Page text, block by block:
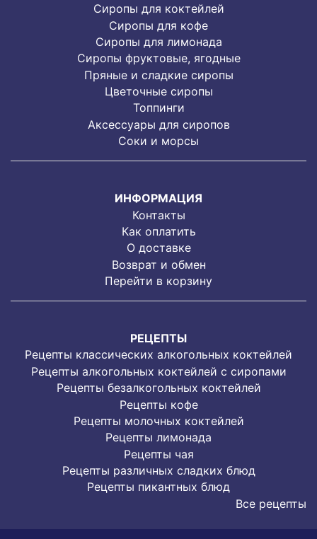
Сиропы для коктейлей
Сиропы для кофе
Сиропы для лимонада
Cиропы фруктовые, ягодные
Пряные и сладкие сиропы
Цветочные сиропы
Топпинги
Аксессуары для сиропов
Соки и морсы
ИНФОРМАЦИЯ
Контакты
Как оплатить
О доставке
Возврат и обмен
Перейти в корзину
РЕЦЕПТЫ
Рецепты классических алкогольных коктейлей
Рецепты алкогольных коктейлей с сиропами
Рецепты безалкогольных коктейлей
Рецепты кофе
Рецепты молочных коктейлей
Рецепты лимонада
Рецепты чая
Рецепты различных сладких блюд
Рецепты пикантных блюд
Все рецепты